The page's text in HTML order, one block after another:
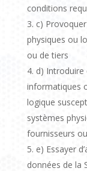
conditions
c)
physiques ou
ou de tiers
d) Introduire
informatiques
logique
systèmes
fournisseurs
e) Essayer
données de la